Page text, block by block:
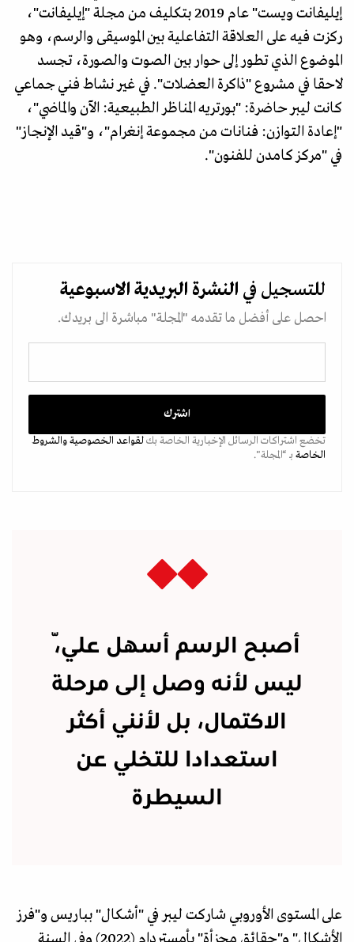
إيليفانت ويست" عام 2019 بتكليف من مجلة "إيليفانت"،
ركزت فيه على العلاقة التفاعلية بين الموسيقى والرسم، وهو
الموضوع الذي تطور إلى حوار بين الصوت والصورة، تجسد
لاحقا في مشروع "ذاكرة العضلات". في غير نشاط فني جماعي
كانت ليبر حاضرة: "بورتريه المناظر الطبيعية: الآن والماضي"،
"إعادة التوازن: فنانات من مجموعة إنغرام"، و"قيد الإنجاز"
في "مركز كامدن للفنون".
للتسجيل في النشرة البريدية الاسبوعية
احصل على أفضل ما تقدمه "المجلة" مباشرة الى بريدك.
تخضع اشتراكات الرسائل الإخبارية الخاصة بكلقواعد الخصوصيةوالشروط
الخاصة بـ “المجلة".
أصبح الرسم أسهل عليّ،
ليس لأنه وصل إلى مرحلة
الاكتمال، بل لأنني أكثر
استعدادا للتخلي عن
السيطرة
على المستوى الأوروبي شاركت ليبر في "أشكال" بباريس و"فرز